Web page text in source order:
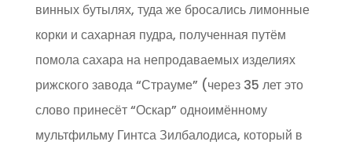
винных бутылях, туда же бросались лимонные
корки и сахарная пудра, полученная путём
помола сахара на непродаваемых изделиях
рижского завода “Страуме” (через 35 лет это
слово принесёт “Оскар” одноимённому
мультфильму Гинтса Зилбалодиса, который в